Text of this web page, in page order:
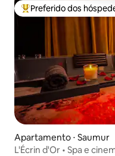
Entre os melhores
Preferido dos
Apartamento ⋅ Saumur
L'Écrin d'Or • Spa e